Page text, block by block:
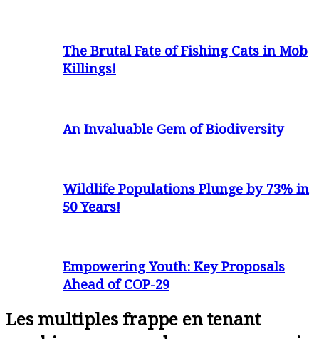
The Brutal Fate of Fishing Cats in Mob
Killings!
An Invaluable Gem of Biodiversity
Wildlife Populations Plunge by 73% in
50 Years!
Empowering Youth: Key Proposals
Ahead of COP-29
Les multiples frappe en tenant